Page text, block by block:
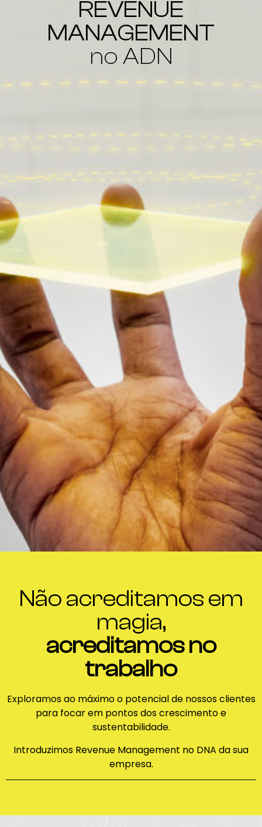
REVENUE
MANAGEMENT
no ADN
Não acreditamos em
magia,
acreditamos no
trabalho
Exploramos ao máximo o potencial de nossos clientes
para focar em pontos dos crescimento e
sustentabilidade.
Introduzimos Revenue Management no DNA da sua
empresa.